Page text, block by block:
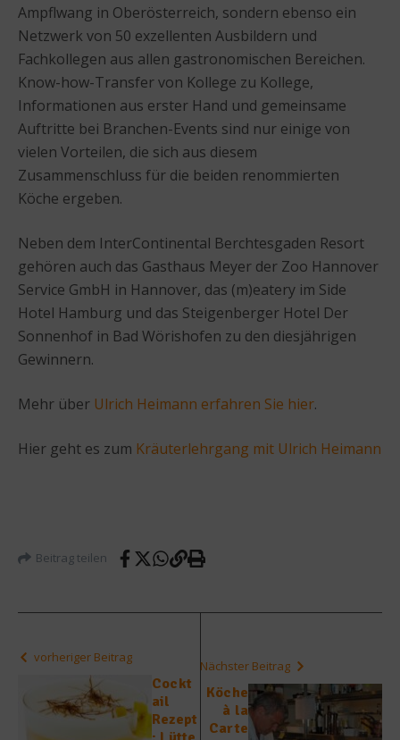
Ampflwang in Oberösterreich, sondern ebenso ein
Netzwerk von 50 exzellenten Ausbildern und
Fachkollegen aus allen gastronomischen Bereichen.
Know-how-Transfer von Kollege zu Kollege,
Informationen aus erster Hand und gemeinsame
Auftritte bei Branchen-Events sind nur einige von
vielen Vorteilen, die sich aus diesem
Zusammenschluss für die beiden renommierten
Köche ergeben.
Neben dem InterContinental Berchtesgaden Resort
gehören auch das Gasthaus Meyer der Zoo Hannover
Service GmbH in Hannover, das (m)eatery im Side
Hotel Hamburg und das Steigenberger Hotel Der
Sonnenhof in Bad Wörishofen zu den diesjährigen
Gewinnern.
Mehr über Ulrich Heimann erfahren Sie hier.
Hier geht es zum Kräuterlehrgang mit Ulrich Heimann
Beitrag teilen
vorheriger Beitrag
Cockt
ail
Rezept
Nächster Beitrag
Köche
à la
Carte